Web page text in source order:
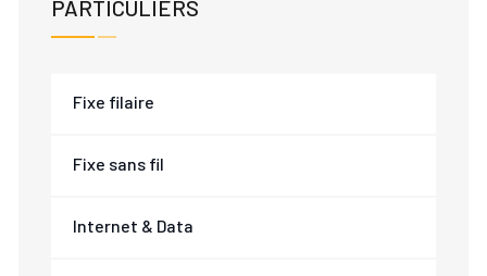
PARTICULIERS
Fixe filaire
Fixe sans fil
Internet & Data